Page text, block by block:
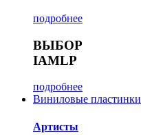
подробнее
ВЫБОР
IAMLP
подробнее
Виниловые пластинки
Артисты